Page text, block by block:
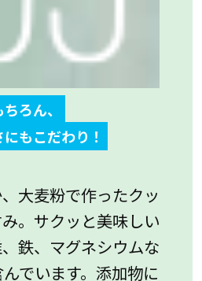
ちろん、
もこだわり！
大麦粉で作ったクッ
。サクッと美味しい
鉄、マグネシウムな
でいます。添加物に